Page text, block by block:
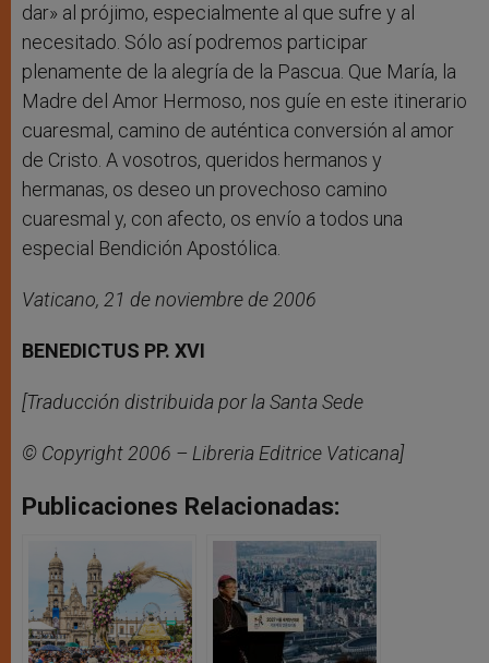
dar» al prójimo, especialmente al que sufre y al
necesitado. Sólo así podremos participar
plenamente de la alegría de la Pascua. Que María, la
Madre del Amor Hermoso, nos guíe en este itinerario
cuaresmal, camino de auténtica conversión al amor
de Cristo. A vosotros, queridos hermanos y
hermanas, os deseo un provechoso camino
cuaresmal y, con afecto, os envío a todos una
especial Bendición Apostólica.
Vaticano, 21 de noviembre de 2006
BENEDICTUS PP. XVI
[Traducción distribuida por la Santa Sede
© Copyright 2006 – Libreria Editrice Vaticana]
Publicaciones Relacionadas: